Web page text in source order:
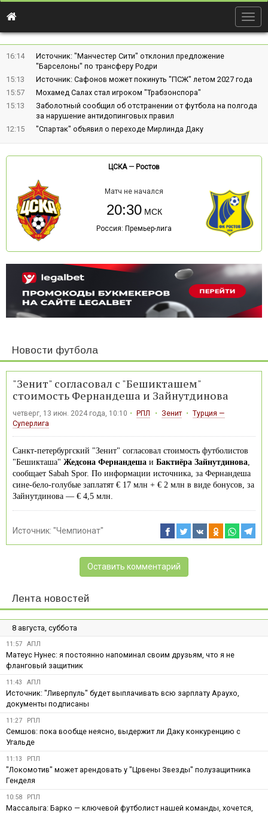
16:14
Источник: "Манчестер Сити" отклонил предложение
"Барселоны" по трансферу Родри
15:13
Источник: Сафонов может покинуть "ПСЖ" летом 2027 года
15:57
Мохамед Салах стал игроком "Трабзонспора"
15:13
Заболотный сообщил об отстранении от футбола на полгода
за нарушение антидопинговых правил
12:15
"Спартак" объявил о переходе Мирлинда Даку
ЦСКА— Ростов
Матч не начался
20:30
Россия: Премьер-лига
Новости футбола
"Зенит" согласовал с "Бешикташем"
стоимость Фернандеша и Зайнутдинова
четверг, 13 июн. 2024 года, 10:10 РПЛ Зенит
Турция —
Суперлига
Санкт-петербургский "Зенит" согласовал стоимость футболистов
"Бешикташа" Жедсона Фернандеша и Бактиёра Зайнутдинова
сообщает Sabah Spor. По информации источника, за Фернандеша
сине-бело-голубые заплатят € 17 млн + € 2 млн в виде бонусов, за
Зайнутдинова — € 4,5 млн.
Источник: "Чемпионат"
Оставить комментарий
Лента новостей
8 августа, суббота
11:57 АПЛ
Матеус Нунес: я постоянно напоминал своим друзьям, что я не
фланговый защитник
11:43 АПЛ
Источник: "Ливерпуль" будет выплачивать всю зарплату Араухо,
документы подписаны
11:27 РПЛ
Семшов: пока вообще неясно, выдержит ли Даку конкуренцию с
Угальде
11:13 РПЛ
"Локомотив" может арендовать у "Црвены Звезды" полузащитника
Генделя
10:58 РПЛ
Массалыга: Барко — ключевой футболист нашей команды, хочется,